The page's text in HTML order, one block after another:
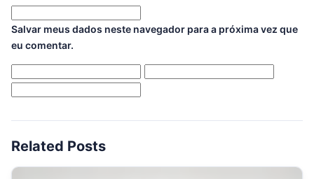
Salvar meus dados neste navegador para a próxima vez que
eu comentar.
Related Posts